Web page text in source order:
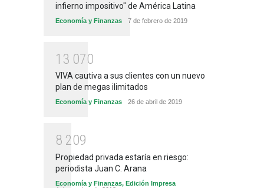
infierno impositivo" de América Latina
Economía y Finanzas 7 de febrero de 2019
1 3 070
VIVA cautiva a sus clientes con un nuevo
plan de megas ilimitados
Economía y Finanzas 26 de abril de 2019
8 209
Propiedad privada estaría en riesgo:
periodista Juan C. Arana
Economía y Finanzas, Edición Impresa